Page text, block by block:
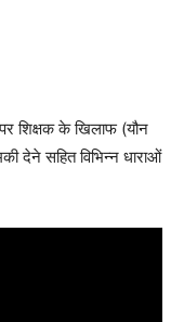
शिक्षक के खिलाफ (यौन
देने सहित विभिन्न धाराओं